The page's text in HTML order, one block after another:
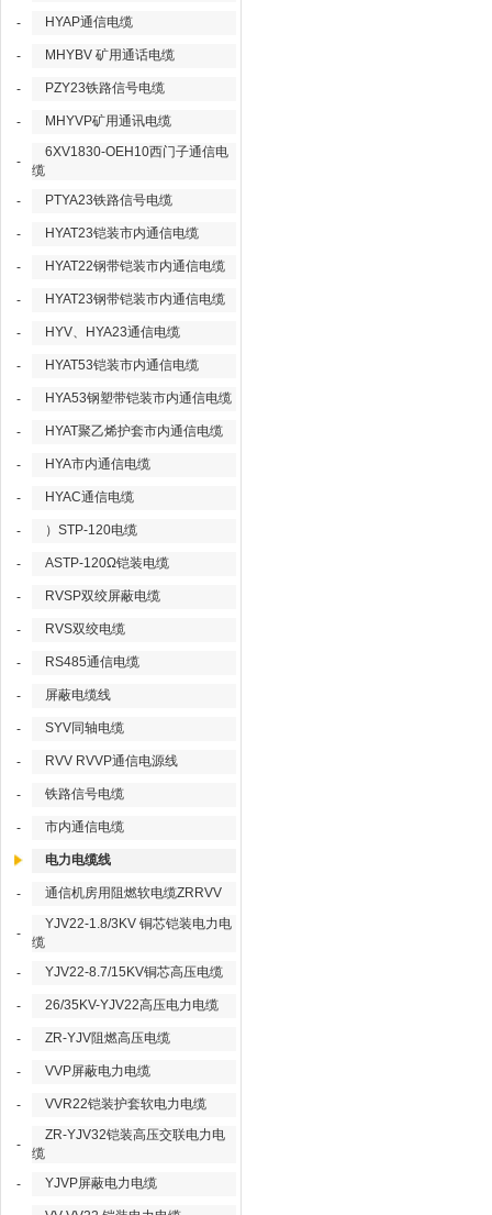
- HYAP通信电缆
- MHYBV 矿用通话电缆
- PZY23铁路信号电缆
- MHYVP矿用通讯电缆
-
6XV1830-OEH10西门子通信电
缆
-
PTYA23铁路信号电缆
- HYAT23铠装市内通信电缆
- HYAT22钢带铠装市内通信电缆
- HYAT23钢带铠装市内通信电缆
- HYV、HYA23通信电缆
- HYAT53铠装市内通信电缆
- HYA53钢塑带铠装市内通信电缆
- HYAT聚乙烯护套市内通信电缆
- HYA市内通信电缆
- HYAC通信电缆
- ）STP-120电缆
- ASTP-120Ω铠装电缆
- RVSP双绞屏蔽电缆
- RVS双绞电缆
- RS485通信电缆
- 屏蔽电缆线
- SYV同轴电缆
- RVV RVVP通信电源线
- 铁路信号电缆
- 市内通信电缆
电力电缆线
- 通信机房用阻燃软电缆ZRRVV
-
YJV22-1.8/3KV 铜芯铠装电力电
缆
-
YJV22-8.7/15KV铜芯高压电缆
- 26/35KV-YJV22高压电力电缆
- ZR-YJV阻燃高压电缆
- VVP屏蔽电力电缆
- VVR22铠装护套软电力电缆
-
ZR-YJV32铠装高压交联电力电
缆
-
YJVP屏蔽电力电缆